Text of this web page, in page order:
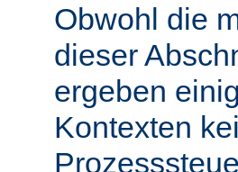
Obwohl die
dieser
ergeben
Kontexten